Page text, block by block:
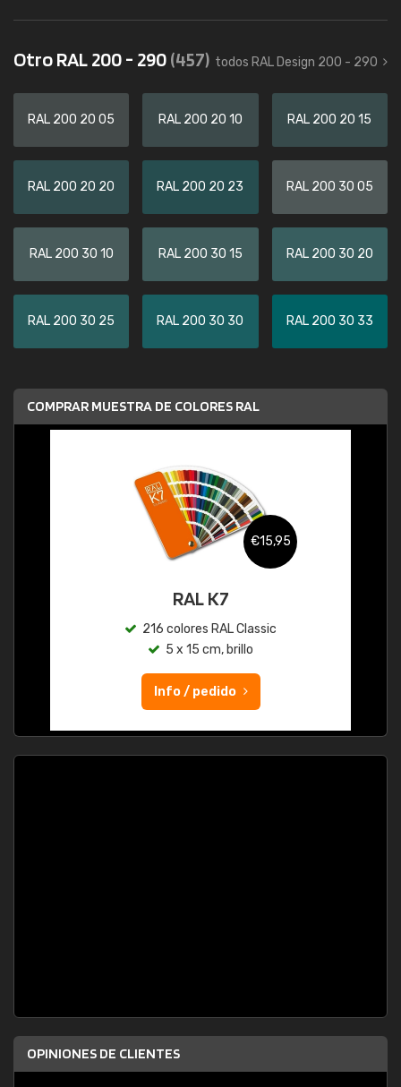
Otro RAL 200 - 290(457) todos RAL Design 200 - 290
RAL 200 20 05 RAL 200 20 10 RAL 200 20 15
RAL 200 20 20 RAL 200 20 23 RAL 200 30 05
RAL 200 30 10 RAL 200 30 15 RAL 200 30 20
RAL 200 30 25 RAL 200 30 30 RAL 200 30 33
COMPRAR MUESTRA DE COLORES RAL
€15,95
RAL K7
216 colores RAL Classic
5 x 15 cm, brillo
Info / pedido
OPINIONES DE CLIENTES